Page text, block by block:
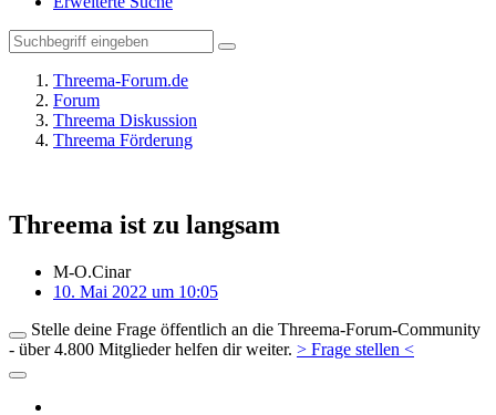
Threema-Forum.de
Forum
Threema Diskussion
Threema Förderung
Threema ist zu langsam
M-O.Cinar
10. Mai 2022 um 10:05
Stelle deine Frage öffentlich an die Threema-Forum-Community
- über 4.800 Mitglieder helfen dir weiter. > Frage stellen <